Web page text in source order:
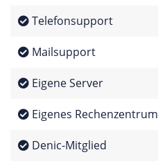
Telefonsupport
Mailsupport
Eigene Server
Eigenes Rechenzentrum
Denic-Mitglied